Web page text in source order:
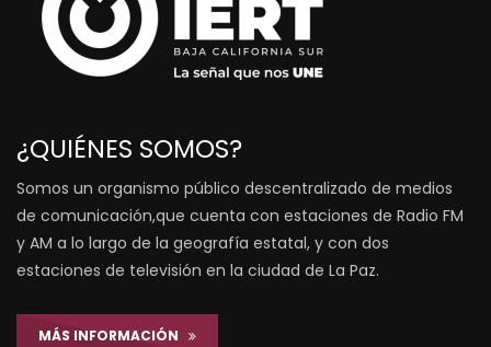
¿QUIÉNES SOMOS?
Somos un organismo público descentralizado de medios
de comunicación,que cuenta con estaciones de Radio FM
y AM a lo largo de la geografía estatal, y con dos
estaciones de televisión en la ciudad de La Paz.
MÁS INFORMACIÓN